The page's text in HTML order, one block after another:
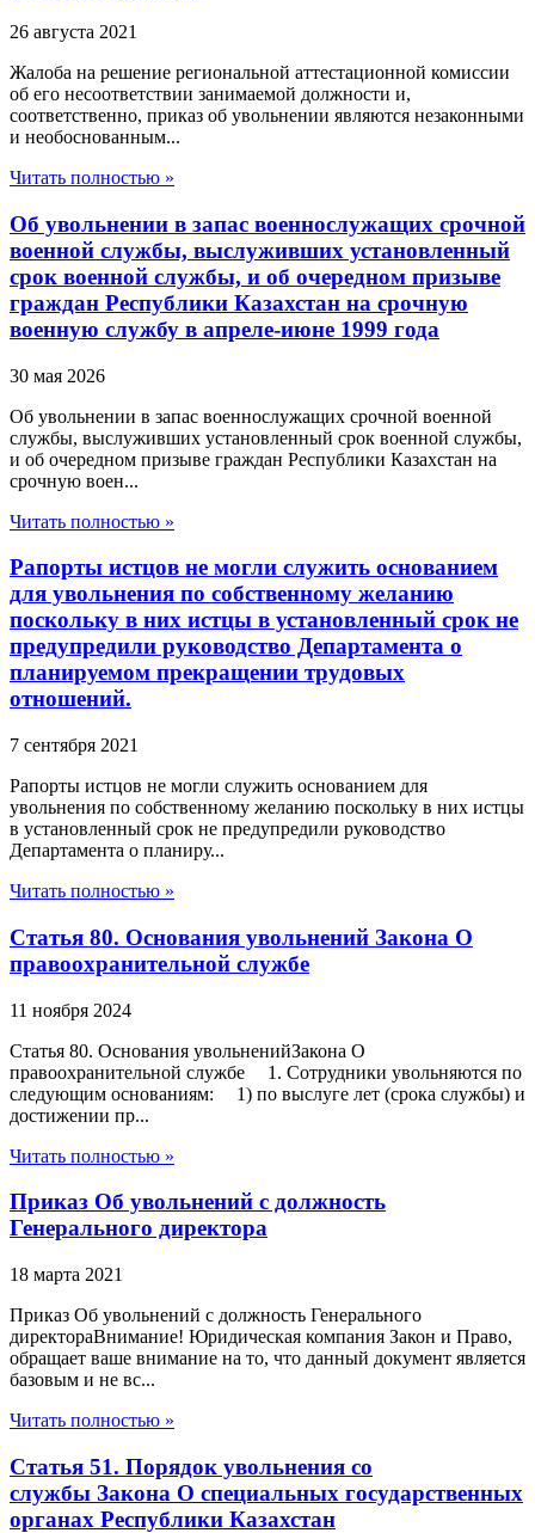
26 августа 2021
Жалоба на решение региональной аттестационной комиссии
об его несоответствии занимаемой должности и,
соответственно, приказ об увольнении являются незаконными
и необоснованным...
Читать полностью »
Об увольнении в запас военнослужащих срочной
военной службы, выслуживших установленный
срок военной службы, и об очередном призыве
граждан Республики Казахстан на срочную
военную службу в апреле-июне 1999 года
30 мая 2026
Об увольнении в запас военнослужащих срочной военной
службы, выслуживших установленный срок военной службы,
и об очередном призыве граждан Республики Казахстан на
срочную воен...
Читать полностью »
Рапорты истцов не могли служить основанием
для увольнения по собственному желанию
поскольку в них истцы в установленный срок не
предупредили руководство Департамента о
планируемом прекращении трудовых
отношений.
7 сентября 2021
Рапорты истцов не могли служить основанием для
увольнения по собственному желанию поскольку в них истцы
в установленный срок не предупредили руководство
Департамента о планиру...
Читать полностью »
Статья 80. Основания увольнений Закона О
правоохранительной службе
11 ноября 2024
Статья 80. Основания увольненийЗакона О
правоохранительной службе 1. Сотрудники увольняются по
следующим основаниям: 1) по выслуге лет (срока службы) и
достижении пр...
Читать полностью »
Приказ Об увольнений с должность
Генерального директора
18 марта 2021
Приказ Об увольнений с должность Генерального
директораВнимание! Юридическая компания Закон и Право,
обращает ваше внимание на то, что данный документ является
базовым и не вс...
Читать полностью »
Статья 51. Порядок увольнения со
службы Закона О специальных государственных
органах Республики Казахстан